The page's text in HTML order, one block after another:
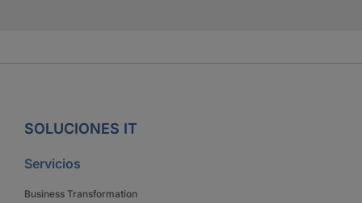
SOLUCIONES IT
Servicios
Business Transformation